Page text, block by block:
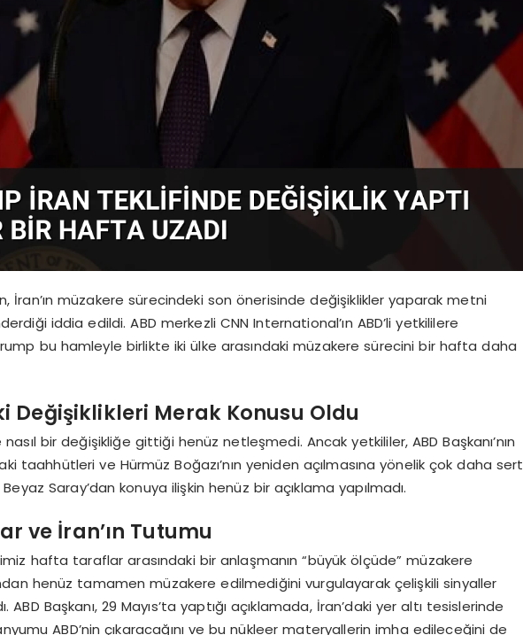
İran’ın müzakere sürecindeki son önerisinde değişiklikler yaparak metni
iddia edildi. ABD merkezli CNN International’ın ABD’li yetkililere
bu hamleyle birlikte iki ülke arasındaki müzakere sürecini bir hafta daha
Değişiklikleri Merak Konusu Oldu
bir değişikliğe gittiği henüz netleşmedi. Ancak yetkililer, ABD Başkanı’nın
taahhütleri ve Hürmüz Boğazı’nın yeniden açılmasına yönelik çok daha sert
Beyaz Saray’dan konuya ilişkin henüz bir açıklama yapılmadı.
ve İran’ın Tutumu
hafta taraflar arasındaki bir anlaşmanın “büyük ölçüde” müzakere
henüz tamamen müzakere edilmediğini vurgulayarak çelişkili sinyaller
ABD Başkanı, 29 Mayıs’ta yaptığı açıklamada, İran’daki yer altı tesislerinde
ABD’nin çıkaracağını ve bu nükleer materyallerin imha edileceğini de